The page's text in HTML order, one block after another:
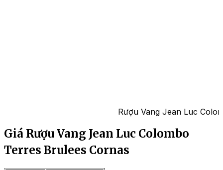
Rượu Vang Jean Luc
Giá Rượu Vang Jean Luc Colombo
Terres Brulees Cornas